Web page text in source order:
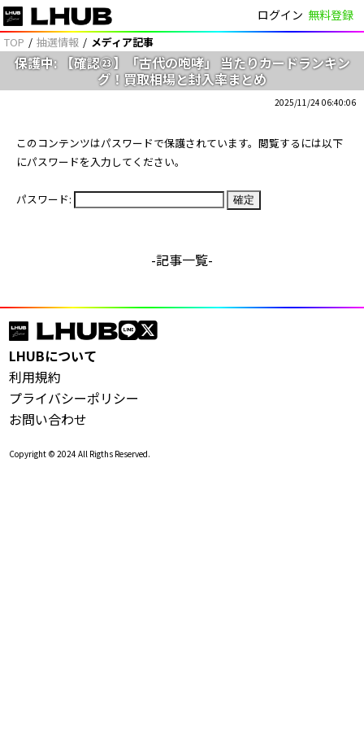
LHUB
ログイン 無料登録
TOP 抽選情報 メディア記事
保護中: 【確認㉓】「古代の咆哮」 当たりカードランキン
グ！買取相場と封入率まとめ
2025/11/24 06:40:06
このコンテンツはパスワードで保護されています。閲覧するには以下
にパスワードを入力してください。
パスワード:
-記事一覧-
LHUB
LHUBについて
利用規約
プライバシーポリシー
お問い合わせ
Copyright © 2024 All Rigths Reserved.